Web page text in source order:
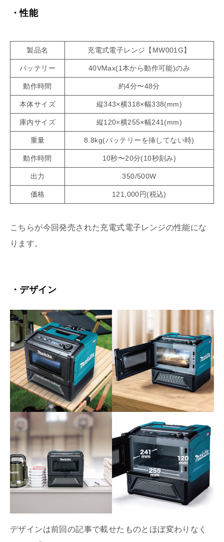
・性能
製品名 充電式電子レンジ【MW001G】
バッテリー 40VMax(1本から動作可能)のみ
動作時間 約4分〜48分
本体サイズ 縦343×横318×幅338(mm)
庫内サイズ 縦120×横255×幅241(mm)
重量 8.8kg(バッテリーを挿してない時)
動作時間 10秒〜20分(10秒刻み)
出力 350/500W
価格 121,000円(税込)
こちらが今回発売された充電式電子レンジの性能にな
ります。
・デザイン
デザインは前回の記事で載せたものとほぼ変わりなく